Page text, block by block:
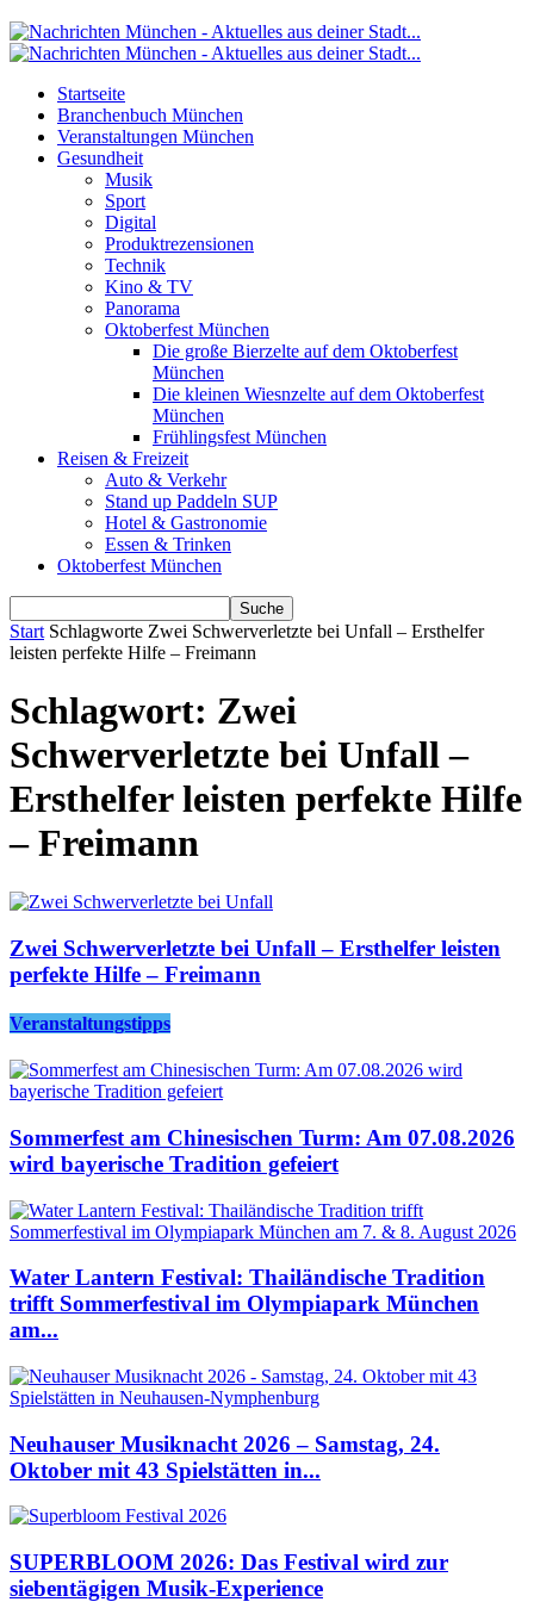
Startseite
Branchenbuch München
Veranstaltungen München
Gesundheit
Musik
Sport
Digital
Produktrezensionen
Technik
Kino & TV
Panorama
Oktoberfest München
Die große Bierzelte auf dem Oktoberfest
München
Die kleinen Wiesnzelte auf dem Oktoberfest
München
Frühlingsfest München
Reisen & Freizeit
Auto & Verkehr
Stand up Paddeln SUP
Hotel & Gastronomie
Essen & Trinken
Oktoberfest München
Start Schlagworte Zwei Schwerverletzte bei Unfall – Ersthelfer
leisten perfekte Hilfe – Freimann
Schlagwort: Zwei
Schwerverletzte bei Unfall –
Ersthelfer leisten perfekte Hilfe
– Freimann
Zwei Schwerverletzte bei Unfall – Ersthelfer leisten
perfekte Hilfe – Freimann
Veranstaltungstipps
Sommerfest am Chinesischen Turm: Am 07.08.2026
wird bayerische Tradition gefeiert
Water Lantern Festival: Thailändische Tradition
trifft Sommerfestival im Olympiapark München
am...
Neuhauser Musiknacht 2026 – Samstag, 24.
Oktober mit 43 Spielstätten in...
SUPERBLOOM 2026: Das Festival wird zur
siebentägigen Musik-Experience